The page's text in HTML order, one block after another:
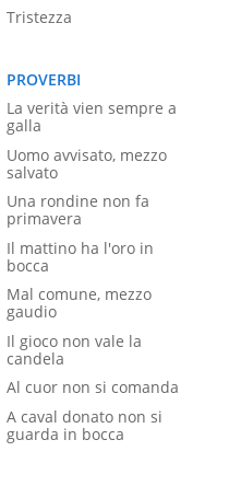
Tristezza
PROVERBI
La verità vien sempre a
galla
Uomo avvisato, mezzo
salvato
Una rondine non fa
primavera
Il mattino ha l'oro in
bocca
Mal comune, mezzo
gaudio
Il gioco non vale la
candela
Al cuor non si comanda
A caval donato non si
guarda in bocca